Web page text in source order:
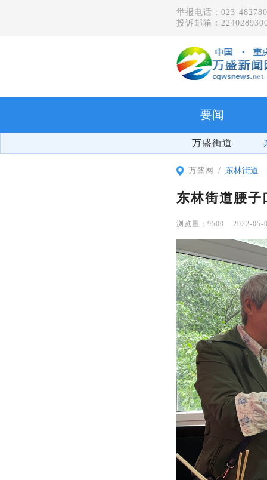
举报电话：023-
投诉邮箱：
要闻
万盛街道
万盛网 东林街道
东林街道腰
9500 2022-05-